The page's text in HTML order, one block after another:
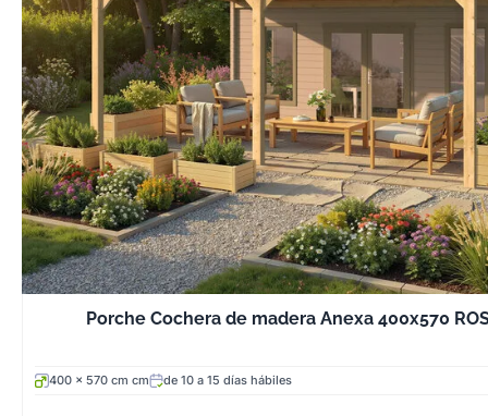
de aspecto
catálogo, pero
de poste
estabilidad
acumulación
distribuidores
precios bajos,
instrucciones
deficientes y
materiales
genera
Porche Cochera de madera Anexa 400x570
400 x 570 cm cm de 10 a 15 días hábiles